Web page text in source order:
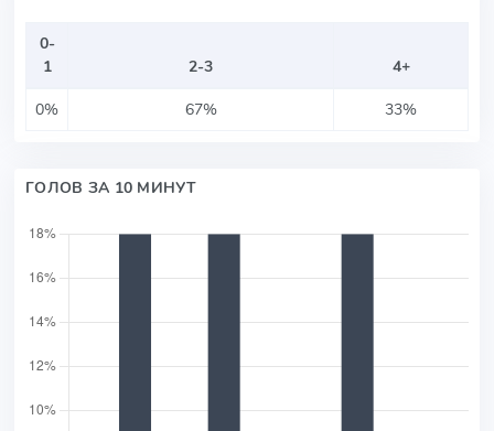
0-
1
2-3
4+
0%
67% 33%
ГОЛОВ ЗА 10 МИНУТ